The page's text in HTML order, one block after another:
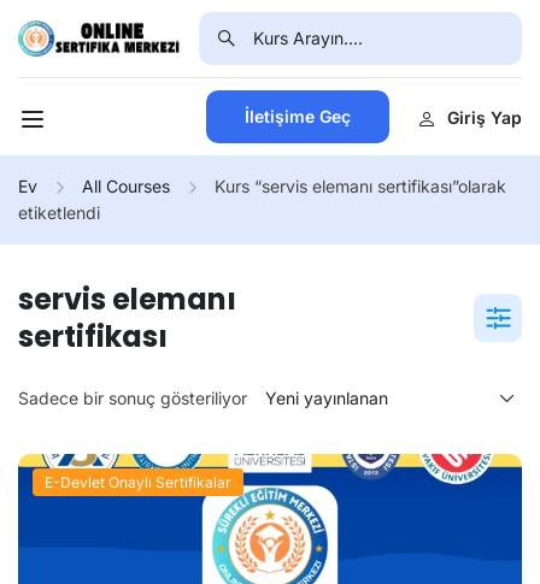
İletişime Geç Giriş Yap
Ev All Courses
Kurs “servis elemanı sertifikası”olarak
etiketlendi
servis elemanı
sertifikası
Sadece bir sonuç gösteriliyor
E-Devlet Onaylı Sertifikalar